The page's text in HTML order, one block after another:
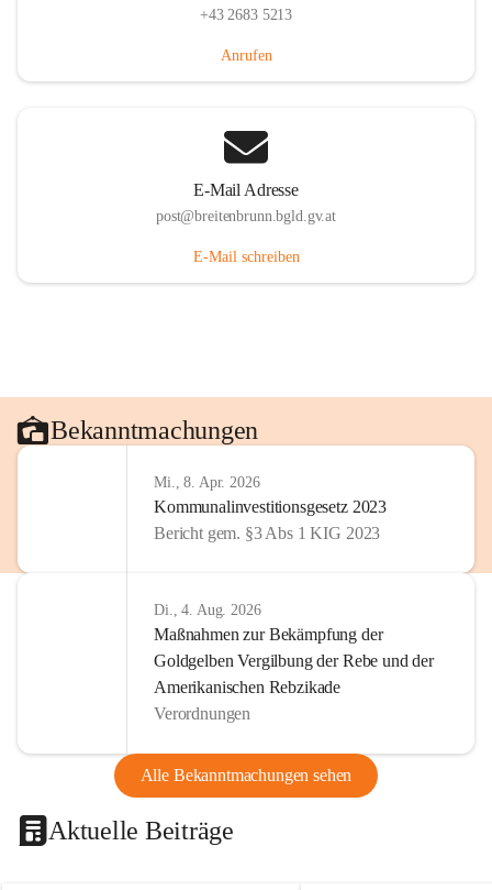
+43 2683 5213
Anrufen
E-Mail Adresse
post@breitenbrunn.bgld.gv.at
E-Mail schreiben
Bekanntmachungen
Mi., 8. Apr. 2026
Kommunalinvestitionsgesetz 2023
Bericht gem. §3 Abs 1 KIG 2023
Di., 4. Aug. 2026
Maßnahmen zur Bekämpfung der
Goldgelben Vergilbung der Rebe und der
Amerikanischen Rebzikade
Verordnungen
Alle Bekanntmachungen sehen
Aktuelle Beiträge